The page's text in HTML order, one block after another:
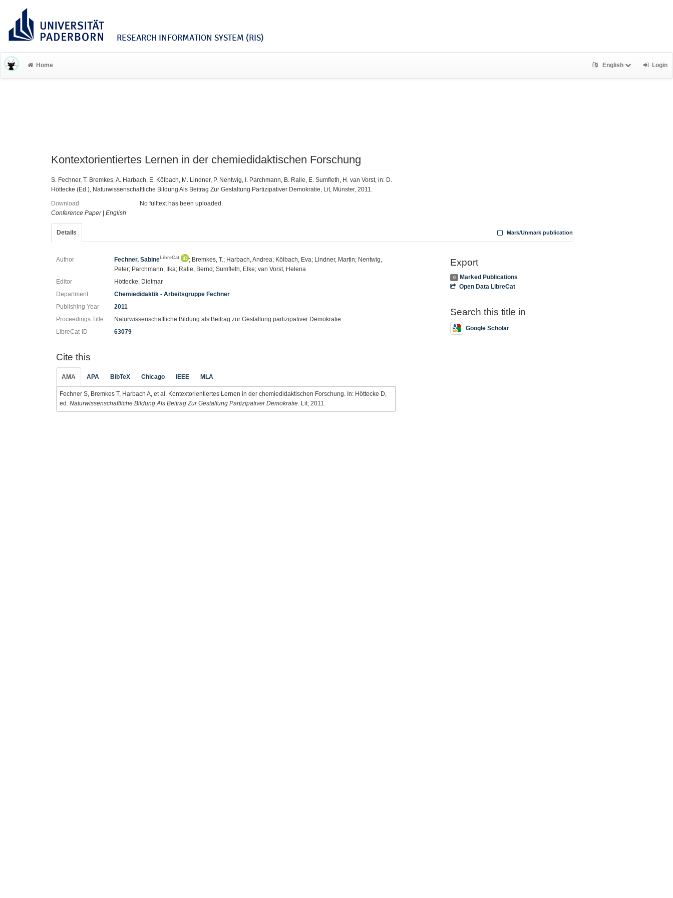
RESEARCH INFORMATION SYSTEM (RIS)
Home English Login
Kontextorientiertes Lernen in der chemiedidaktischen Forschung
S. Fechner, T. Bremkes, A. Harbach, E. Kölbach, M. Lindner, P. Nentwig, I. Parchmann, B. Ralle, E. Sumfleth, H. van Vorst, in: D.
Höttecke (Ed.), Naturwissenschaftliche Bildung Als Beitrag Zur Gestaltung Partizipativer Demokratie, Lit, Münster, 2011.
Download
No fulltext has been uploaded.
Conference Paper| English
Details Mark/Unmark publication
Author Fechner, SabineLibreCat
; Bremkes, T.; Harbach, Andrea; Kölbach, Eva; Lindner, Martin; Nentwig,
Peter; Parchmann, Ilka; Ralle, Bernd; Sumfleth, Elke; van Vorst, Helena
Editor
Höttecke, Dietmar
Department
Chemiedidaktik - Arbeitsgruppe Fechner
Publishing Year
2011
Proceedings Title
Naturwissenschaftliche Bildung als Beitrag zur Gestaltung partizipativer Demokratie
LibreCat-ID
63079
Cite this
AMA APA BibTeX Chicago IEEE MLA
Fechner S, Bremkes T, Harbach A, et al. Kontextorientiertes Lernen in der chemiedidaktischen Forschung. In: Höttecke D,
ed. Naturwissenschaftliche Bildung Als Beitrag Zur Gestaltung Partizipativer Demokratie . Lit; 2011.
Export
0
Marked Publications
Open Data LibreCat
Search this title in
Google Scholar